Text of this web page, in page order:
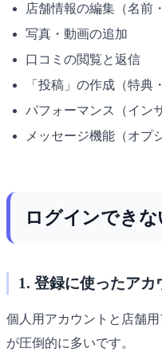
店舗情報の編集（名前
写真・動画の追加
口コミの閲覧と返信
「投稿」の作成（特典
パフォーマンス（イン
メッセージ機能（オプ
ログインでき
1. 登録に使ったア
個人用アカウントと店舗
が圧倒的に多いです。